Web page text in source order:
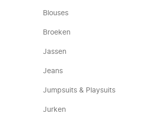
Blouses
Broeken
Jassen
Jeans
Jumpsuits & Playsuits
Jurken